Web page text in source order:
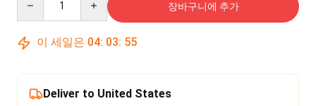
장바구니에 추가
이 세일은 04: 03: 55
Deliver to United States